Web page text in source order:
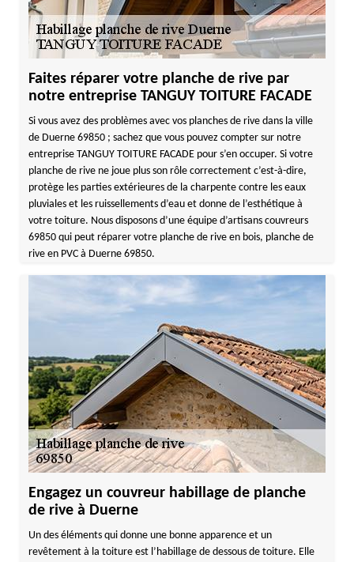
Faites réparer votre planche de rive par
notre entreprise TANGUY TOITURE FACADE
Si vous avez des problèmes avec vos planches de rive dans la ville
de Duerne 69850 ; sachez que vous pouvez compter sur notre
entreprise TANGUY TOITURE FACADE pour s’en occuper. Si votre
planche de rive ne joue plus son rôle correctement c’est-à-dire,
protège les parties extérieures de la charpente contre les eaux
pluviales et les ruissellements d’eau et donne de l’esthétique à
votre toiture. Nous disposons d’une équipe d’artisans couvreurs
69850 qui peut réparer votre planche de rive en bois, planche de
rive en PVC à Duerne 69850.
Engagez un couvreur habillage de planche
de rive à Duerne
Un des éléments qui donne une bonne apparence et un
revêtement à la toiture est l’habillage de dessous de toiture. Elle